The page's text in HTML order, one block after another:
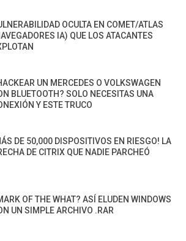
OCULTA EN COMET/ATLAS
IA) QUE LOS ATACANTES
UN MERCEDES O VOLKSWAGEN
BLUETOOTH? SOLO NECESITAS UNA
Y ESTE TRUCO
DE 50,000 DISPOSITIVOS EN RIESGO! LA
DE CITRIX QUE NADIE PARCHEÓ
OF THE WHAT? ASÍ ELUDEN WINDOWS
UN SIMPLE ARCHIVO .RAR